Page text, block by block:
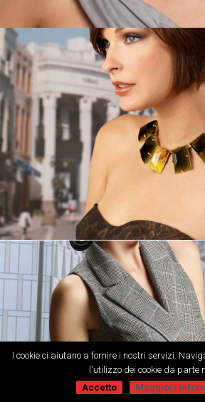
I cookie ci aiutano a fornire i nostri servizi.
l'utilizzo dei cookie da parte
Accetto
Maggiori